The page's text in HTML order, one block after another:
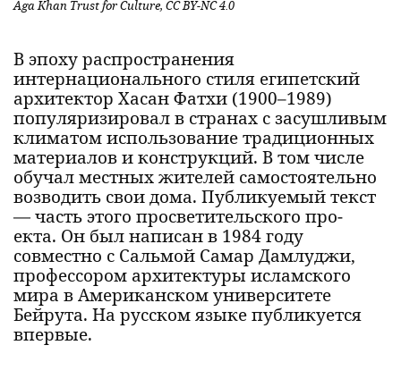
Aga Khan Trust for Culture, CC BY-NC 4.0
В эпоху распространения
интернационального стиля египетский
архитектор Хасан Фатхи (1900–1989)
популяризировал в странах с засушливым
климатом использо­вание традиционных
материалов и конструкций. В том числе
обучал местных жителей самостоятельно
возводить свои дома. Публикуемый текст
— часть этого просветительского про­
екта. Он был написан в 1984 году
совместно с Сальмой Самар Дамлуджи,
профессором архитектуры исламского
мира в Американском университете
Бейрута. На рус­ском языке публикуется
впервые.